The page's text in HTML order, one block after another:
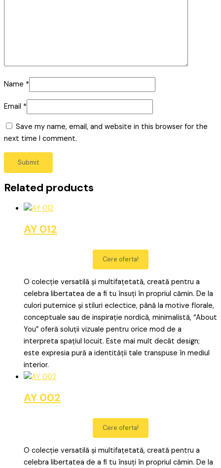
Name *
Email *
Save my name, email, and website in this browser for the
next time I comment.
Related products
AY 012
Cere oferta!
O colecție versatilă și multifațetată, creată pentru a
celebra libertatea de a fi tu însuți în propriul cămin. De la
culori puternice și stiluri eclectice, până la motive florale,
conceptuale sau de inspirație nordică, minimalistă, “About
You” oferă soluții vizuale pentru orice mod de a
interpreta spațiul locuit. Este mai mult decât design;
este expresia pură a identității tale transpuse în mediul
interior.
AY 002
Cere oferta!
O colecție versatilă și multifațetată, creată pentru a
celebra libertatea de a fi tu însuți în propriul cămin. De la